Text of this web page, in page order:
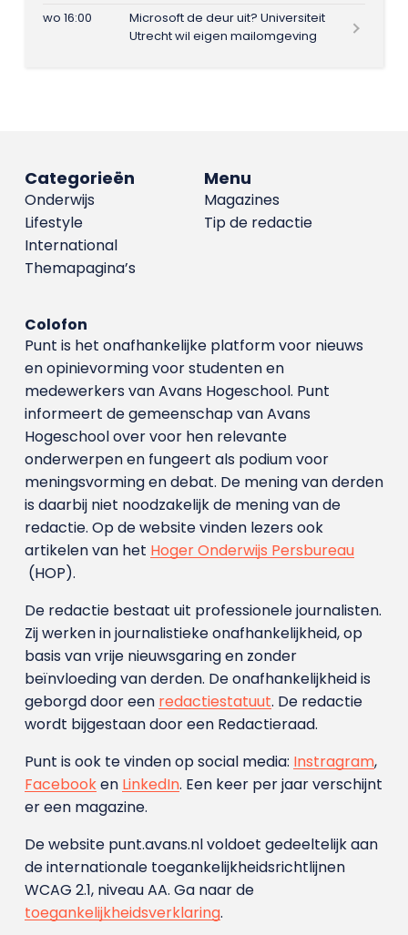
wo 16:00
Microsoft de deur uit? Universiteit
Utrecht wil eigen mailomgeving
Menu
Magazines
Tip de redactie
Categorieën
Onderwijs
Lifestyle
International
Themapagina’s
Colofon
Punt is het onafhankelijke platform voor nieuws
en opinievorming voor studenten en
medewerkers van Avans Hoge­school. Punt
informeert de gemeenschap van Avans
Hogeschool over voor hen relevante
onderwerpen en fungeert als podium voor
meningsvorming en debat. De mening van derden
is daarbij niet noodzakelijk de mening van de
redactie. Op de website vinden lezers ook
artikelen van het Hoger Onderwijs Persbureau
(HOP).
De redactie bestaat uit professionele journalisten.
Zij werken in journalistieke onafhankelijkheid, op
basis van vrije nieuwsgaring en zonder
beïnvloeding van derden. De onafhankelijkheid is
geborgd door een redactiestatuut. De redactie
wordt bijgestaan door een Redactieraad.
Punt is ook te vinden op social media: Instragram,
Facebooken LinkedIn. Een keer per jaar verschijnt
er een magazine.
De website punt.avans.nl voldoet gedeeltelijk aan
de internationale toegankelijkheidsrichtlijnen
WCAG 2.1, niveau AA. Ga naar de
toegankelijkheidsverklaring.